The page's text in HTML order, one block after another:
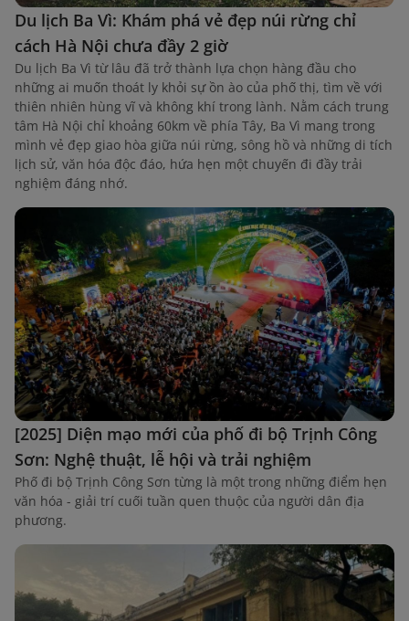
Du lịch Ba Vì: Khám phá vẻ đẹp núi rừng chỉ
cách Hà Nội chưa đầy 2 giờ
Du lịch Ba Vì từ lâu đã trở thành lựa chọn hàng đầu cho
những ai muốn thoát ly khỏi sự ồn ào của phố thị, tìm về với
thiên nhiên hùng vĩ và không khí trong lành. Nằm cách trung
tâm Hà Nội chỉ khoảng 60km về phía Tây, Ba Vì mang trong
mình vẻ đẹp giao hòa giữa núi rừng, sông hồ và những di tích
lịch sử, văn hóa độc đáo, hứa hẹn một chuyến đi đầy trải
nghiệm đáng nhớ.
[2025] Diện mạo mới của phố đi bộ Trịnh Công
Sơn: Nghệ thuật, lễ hội và trải nghiệm
Phố đi bộ Trịnh Công Sơn từng là một trong những điểm hẹn
văn hóa - giải trí cuối tuần quen thuộc của người dân địa
phương.